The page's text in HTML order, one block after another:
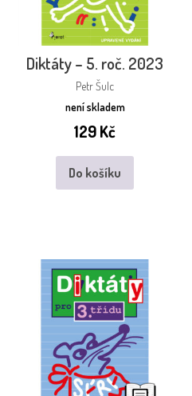
Diktáty – 5. roč. 2023
Petr Šulc
není skladem
129Kč
Do košíku